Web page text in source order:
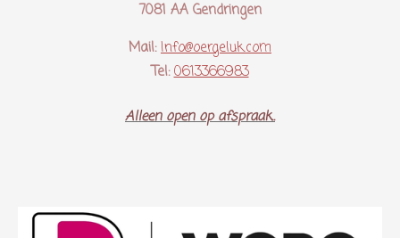
7081 AA Gendringen
Mail: Info@oergeluk.com
Tel: 0613366983
Alleen open op afspraak..